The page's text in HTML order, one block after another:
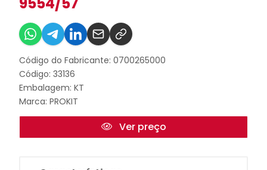
Código do Fabricante: 0700265000
Código: 33136
Embalagem: KT
Marca: PROKIT
Ver preço